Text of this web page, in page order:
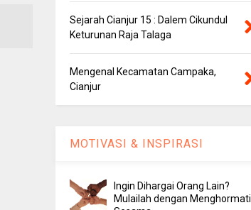
Sejarah Cianjur 15 : Dalem Cikundul
Keturunan Raja Talaga
Mengenal Kecamatan Campaka,
Cianjur
MOTIVASI & INSPIRASI
Ingin Dihargai Orang Lain?
Mulailah dengan Menghormati